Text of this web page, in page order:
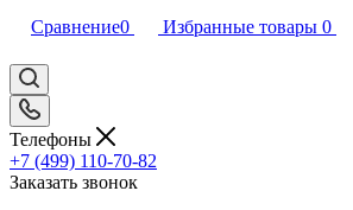
Сравнение0 Избранные товары 0
Телефоны
+7 (499) 110-70-82
Заказать звонок